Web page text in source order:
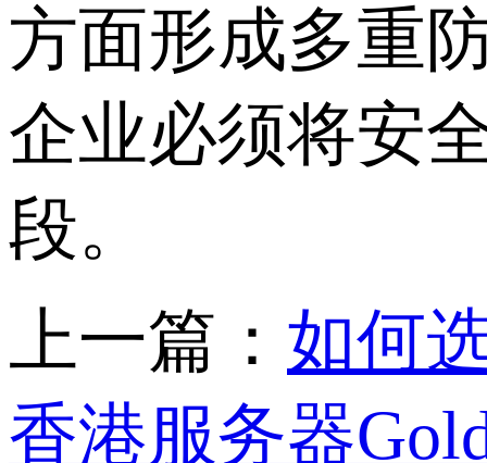
方面形成多重
企业必须将安
段。
上一篇： 如何
香港服务器